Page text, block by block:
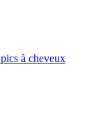
à cheveux